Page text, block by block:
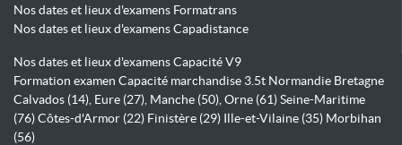
Nos dates et lieux d'examens Formatrans
Nos dates et lieux d'examens Capadistance
Nos dates et lieux d'examens Capacité V9
Formation examen Capacité marchandise 3.5t Normandie Bretagne
Calvados (14), Eure (27), Manche (50), Orne (61) Seine-Maritime
(76) Côtes-d'Armor (22) Finistère (29) Ille-et-Vilaine (35) Morbihan
(56)